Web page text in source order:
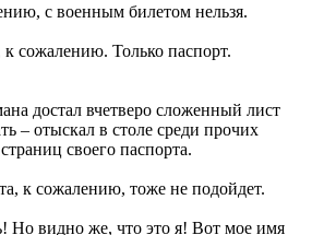
с военным билетом нельзя.
к сожалению. Только паспорт.
достал вчетверо сложенный лист
– отыскал в столе среди прочих
своего паспорта.
к сожалению, тоже не подойдет.
Но видно же, что это я! Вот мое имя